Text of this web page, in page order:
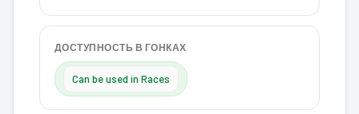
ДОСТУПНОСТЬ В ГОНКАХ
Can be used in Races